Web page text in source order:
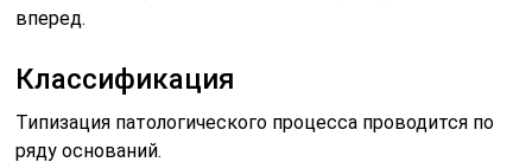
вперед.
Классификация
Типизация патологического процесса проводится по
ряду оснований.